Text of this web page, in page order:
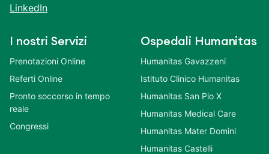
LinkedIn
I nostri Servizi
Prenotazioni Online
Referti Online
Pronto soccorso in tempo
reale
Congressi
Ospedali Humanitas
Humanitas Gavazzeni
Istituto Clinico Humanitas
Humanitas San Pio X
Humanitas Medical Care
Humanitas Mater Domini
Humanitas Castelli